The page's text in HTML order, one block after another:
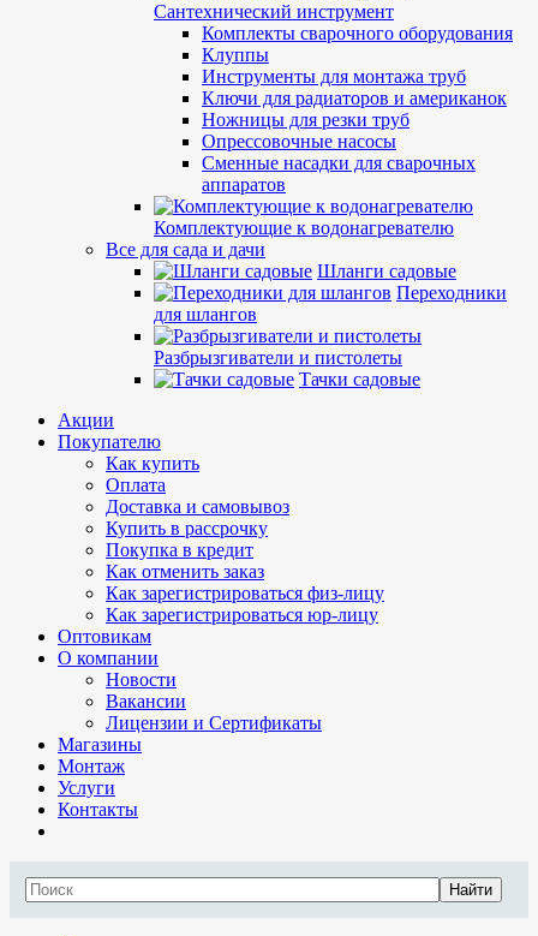
Сантехнический инструмент
Комплекты сварочного оборудования
Клуппы
Инструменты для монтажа труб
Ключи для радиаторов и американок
Ножницы для резки труб
Опрессовочные насосы
Сменные насадки для сварочных
аппаратов
Комплектующие к водонагревателю
Все для сада и дачи
Шланги садовые
Переходники
для шлангов
Разбрызгиватели и пистолеты
Тачки садовые
Акции
Покупателю
Как купить
Оплата
Доставка и самовывоз
Купить в рассрочку
Покупка в кредит
Как отменить заказ
Как зарегистрироваться физ-лицу
Как зарегистрироваться юр-лицу
Оптовикам
О компании
Новости
Вакансии
Лицензии и Сертификаты
Магазины
Монтаж
Услуги
Контакты
Найти